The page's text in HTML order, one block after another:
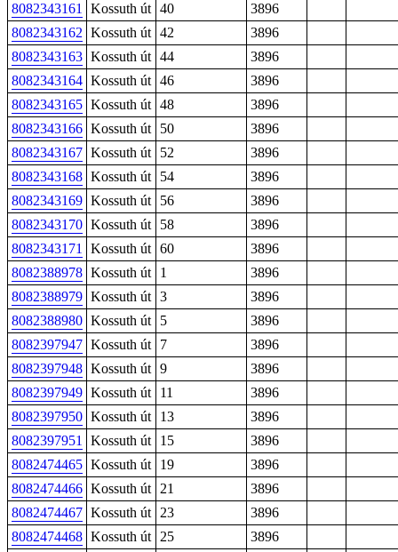
8082343161
Kossuth út 40
3896
8082343162 Kossuth út 42
3896
8082343163 Kossuth út 44
3896
8082343164 Kossuth út 46
3896
8082343165 Kossuth út 48
3896
8082343166 Kossuth út 50
3896
8082343167 Kossuth út 52
3896
8082343168 Kossuth út 54
3896
8082343169 Kossuth út 56
3896
8082343170 Kossuth út 58
3896
8082343171
Kossuth út 60
3896
8082388978 Kossuth út 1
3896
8082388979 Kossuth út 3
3896
8082388980 Kossuth út 5
3896
8082397947 Kossuth út 7
3896
8082397948 Kossuth út 9
3896
8082397949 Kossuth út 11
3896
8082397950 Kossuth út 13
3896
8082397951
Kossuth út 15
3896
8082474465 Kossuth út 19
3896
8082474466 Kossuth út 21
3896
8082474467 Kossuth út 23
3896
8082474468 Kossuth út 25
3896